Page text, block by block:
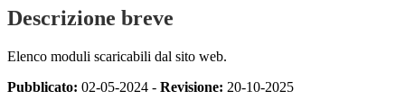
Descrizione breve
Elenco moduli scaricabili dal sito web.
Pubblicato: 02-05-2024 - Revisione: 20-10-2025